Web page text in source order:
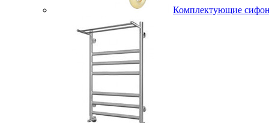
Комплектующие